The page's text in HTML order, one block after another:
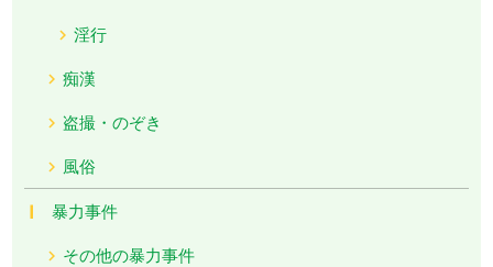
淫行
痴漢
盗撮・のぞき
風俗
暴力事件
その他の暴力事件